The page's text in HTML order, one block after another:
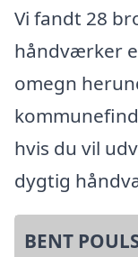
Vi fandt 28
håndværker
omegn
hvis du vil
dygtig
BENT